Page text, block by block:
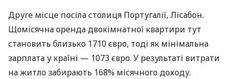
Друге місце посіла столиця Португалії, Лісабон.
Щомісячна оренда двокімнатної квартири тут
становить близько 1710 євро, тоді як мінімальна
зарплата у країні — 1073 євро. У результаті витрати
на житло забирають 168% місячного доходу.